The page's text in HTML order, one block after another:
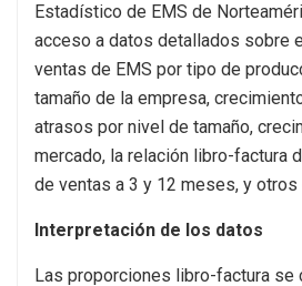
Estadístico de EMS de
acceso a datos detallados sobre
ventas de EMS por tipo de
tamaño de la empresa,
atrasos por nivel de tamaño,
mercado, la relación libro-factura
de ventas a 3 y 12 meses, y
Interpretación de los datos
Las proporciones libro-factura se